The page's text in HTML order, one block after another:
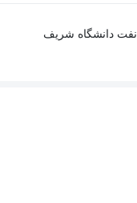
نفت دانشگاه شریف